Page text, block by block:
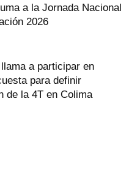
a la Jornada Nacional
2026
a participar en
para definir
de la 4T en Colima